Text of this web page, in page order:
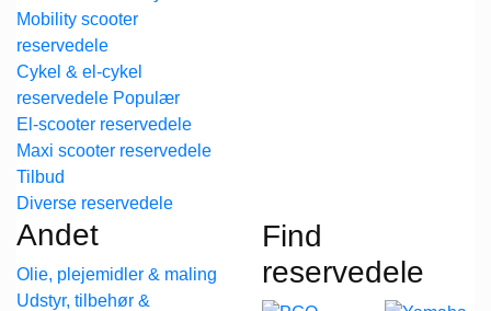
Mobility scooter
reservedele
Cykel & el-cykel
reservedele
El-scooter reservedele
Maxi scooter reservedele
Diverse reservedele
Andet
Olie, plejemidler & maling
Udstyr, tilbehør &
Find
reservedele